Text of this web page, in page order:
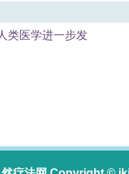
类医学进一步发